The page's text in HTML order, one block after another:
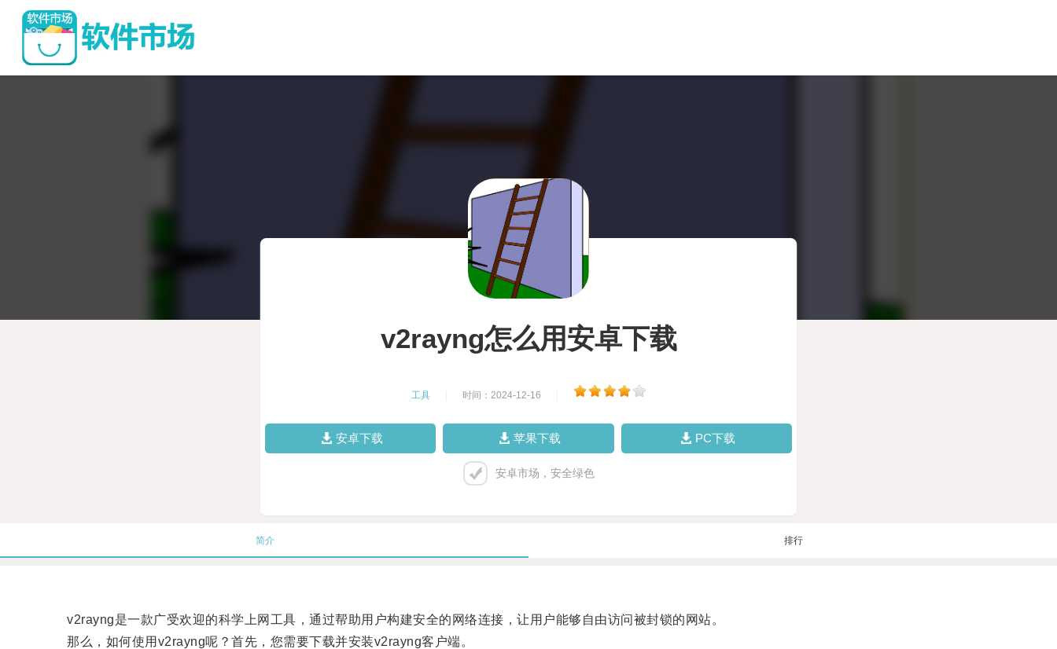
v2rayng怎么用安卓下载
工具 时间：2024-12-16
安卓下载 苹果下载 PC下载
安卓市场，安全绿色
简介 排行
v2rayng是一款广受欢迎的科学上网工具，通过帮助用户构建安全的网络连接，让用户能够自由访问被封锁的网站。
那么，如何使用v2rayng呢？首先，您需要下载并安装v2rayng客户端。